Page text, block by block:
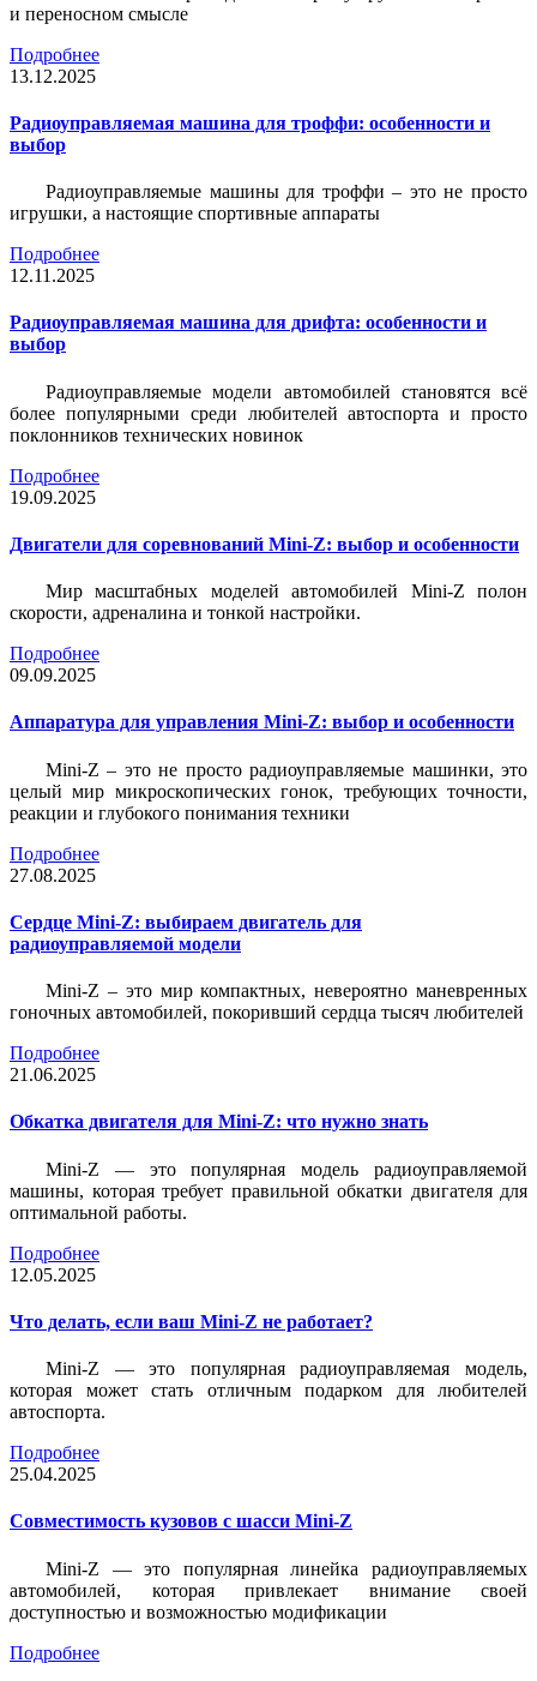
и переносном смысле
Подробнее
13.12.2025
Радиоуправляемая машина для троффи: особенности и
выбор
Радиоуправляемые машины для троффи – это не просто
игрушки, а настоящие спортивные аппараты
Подробнее
12.11.2025
Радиоуправляемая машина для дрифта: особенности и
выбор
Радиоуправляемые модели автомобилей становятся всё
более популярными среди любителей автоспорта и просто
поклонников технических новинок
Подробнее
19.09.2025
Двигатели для соревнований Mini-Z: выбор и особенности
Мир масштабных моделей автомобилей Mini-Z полон
скорости, адреналина и тонкой настройки.
Подробнее
09.09.2025
Аппаратура для управления Mini-Z: выбор и особенности
Mini-Z – это не просто радиоуправляемые машинки, это
целый мир микроскопических гонок, требующих точности,
реакции и глубокого понимания техники
Подробнее
27.08.2025
Сердце Mini-Z: выбираем двигатель для
радиоуправляемой модели
Mini-Z – это мир компактных, невероятно маневренных
гоночных автомобилей, покоривший сердца тысяч любителей
Подробнее
21.06.2025
Обкатка двигателя для Mini-Z: что нужно знать
Mini-Z — это популярная модель радиоуправляемой
машины, которая требует правильной обкатки двигателя для
оптимальной работы.
Подробнее
12.05.2025
Что делать, если ваш Mini-Z не работает?
Mini-Z — это популярная радиоуправляемая модель,
которая может стать отличным подарком для любителей
автоспорта.
Подробнее
25.04.2025
Совместимость кузовов с шасси Mini-Z
Mini-Z — это популярная линейка радиоуправляемых
автомобилей, которая привлекает внимание своей
доступностью и возможностью модификации
Подробнее